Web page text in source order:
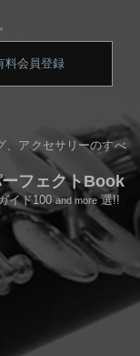
料会員登録
、アクセサリーのすべ
フェクトBook
イド100 and more選!!